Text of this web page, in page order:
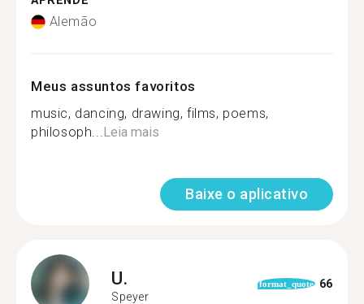
Alemão
Meus assuntos favoritos
music, dancing, drawing, films, poems,
philosoph...Leia mais
Baixe o aplicativo
U.
Speyer
format_quote 66